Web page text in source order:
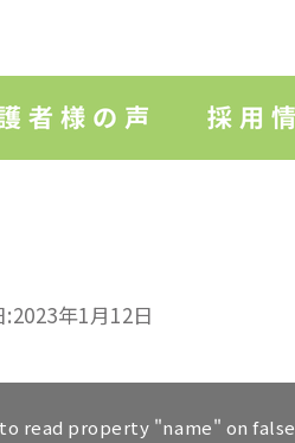
年1月12日
read property "name" on